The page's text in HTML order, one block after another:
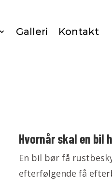
Galleri Kontakt
Hvornår skal en bil
En bil bør få
efterfølgende få